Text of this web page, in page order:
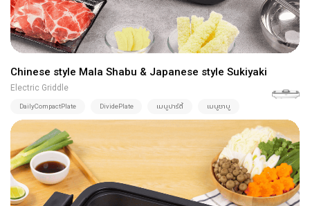
Chinese style Mala Shabu & Japanese style Sukiyaki
Electric Griddle
DailyCompactPlate DividePlate เมนูปาร์ตี้ เมนูชาบู